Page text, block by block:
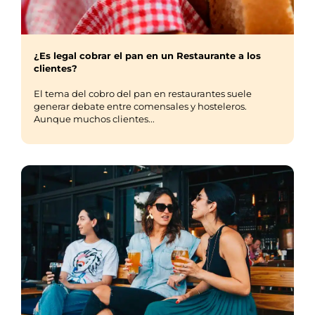
¿Es legal cobrar el pan en un Restaurante a los
clientes?
El tema del cobro del pan en restaurantes suele
generar debate entre comensales y hosteleros.
Aunque muchos clientes...